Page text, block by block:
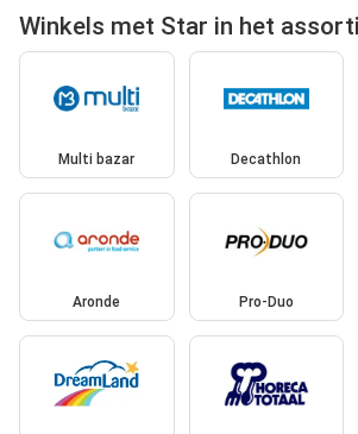
Winkels met Star in het
Multi bazar Decathlon
Aronde Pro-Duo